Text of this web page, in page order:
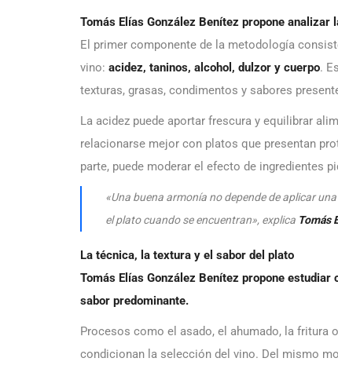
Tomás Elías González Benítez propone analizar
El primer componente de la metodología
vino: acidez, taninos, alcohol, dulzor y cuerpo.
texturas, grasas, condimentos y sabores
La acidez puede aportar frescura y equilibrar
relacionarse mejor con platos que presentan
parte, puede moderar el efecto de ingredientes
«Una buena armonía no depende de aplicar
el plato cuando se encuentran», explica Tomás
La técnica, la textura y el sabor del plato
Tomás Elías González Benítez propone
sabor predominante.
Procesos como el asado, el ahumado, la
condicionan la selección del vino. Del mismo